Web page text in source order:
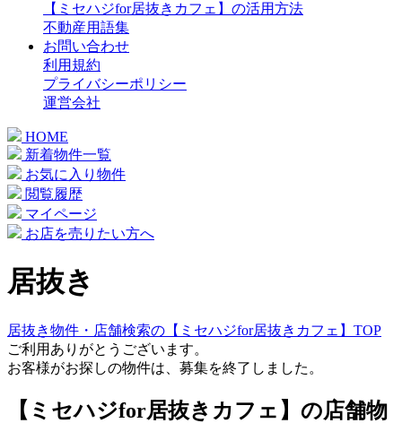
【ミセハジfor居抜きカフェ】の活用方法
不動産用語集
お問い合わせ
利用規約
プライバシーポリシー
運営会社
HOME
新着物件一覧
お気に入り物件
閲覧履歴
マイページ
お店を売りたい方へ
居抜き
居抜き物件・店舗検索の【ミセハジfor居抜きカフェ】TOP
ご利用ありがとうございます。
お客様がお探しの物件は、募集を終了しました。
【ミセハジfor居抜きカフェ】の店舗物